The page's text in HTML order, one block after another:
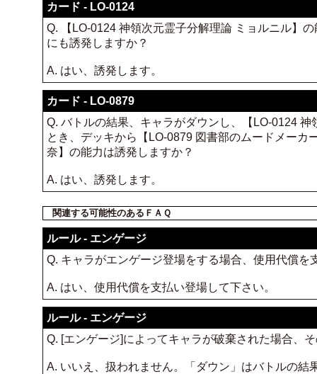
カード - LO-0124
Q. 【LO-0124 神領次元霊子分解理論 ミョルニル】
にも誘発しますか？
A. はい、誘発します。
カード - LO-0879
Q. バトルの結果、キャラがダウンし、【LO-0124
とき、デッキから【LO-0879 図書部のムードメー
奈】の能力は誘発しますか？
A. はい、誘発します。
関連する可能性のあるＦＡＱ
ルール - エンゲージ
Q. キャラがエンゲージ登場をする場合、使用代償を
A. はい、使用代償を支払い登場して下さい。
ルール - エンゲージ
Q. [エンゲージ]によってキャラが破棄された場合、
A. いいえ、扱われません。「ダウン」はバトルの結